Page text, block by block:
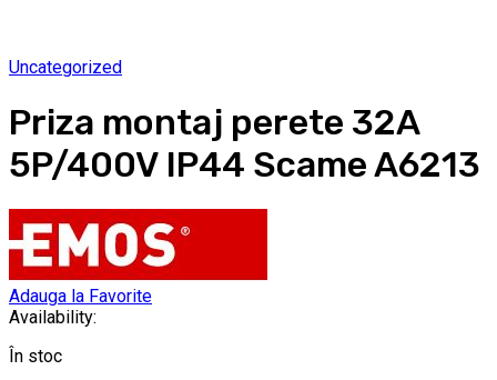
Uncategorized
Priza montaj perete 32A
5P/400V IP44 Scame A6213
Adauga la Favorite
Availability:
În stoc